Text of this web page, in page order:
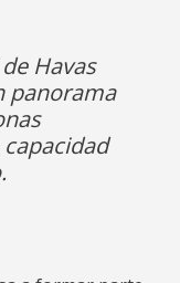
Havas
panorama